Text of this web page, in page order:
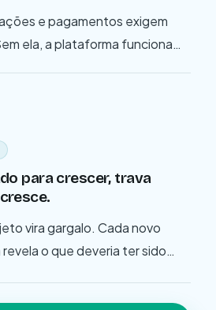
e pagamentos exigem
ela, a plataforma funciona
para crescer, trava
vira gargalo. Cada novo
o que deveria ter sido